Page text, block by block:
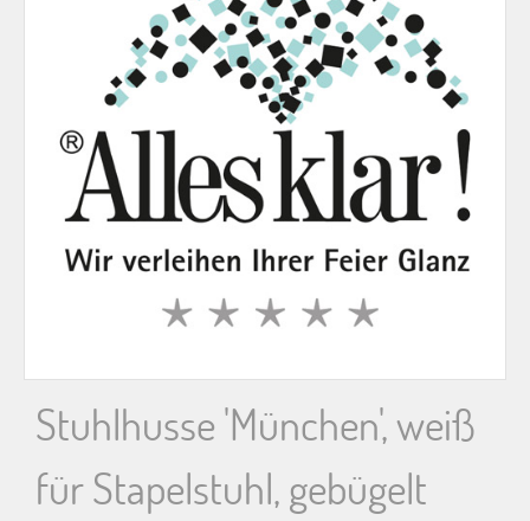
a
h
Stuhlhusse 'München', weiß
für Stapelstuhl, gebügelt